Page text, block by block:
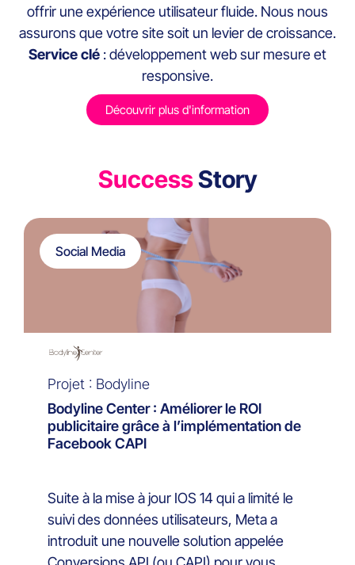
offrir une expérience utilisateur fluide. Nous nous
assurons que votre site soit un levier de croissance.
Service clé : développement web sur mesure et
responsive.
Découvrir plus d'information
SuccessStory
Social Media
Projet : Bodyline
Bodyline Center : Améliorer le ROI
publicitaire grâce à l’implémentation de
Facebook CAPI
Suite à la mise à jour IOS 14 qui a limité le
suivi des données utilisateurs, Meta a
introduit une nouvelle solution appelée